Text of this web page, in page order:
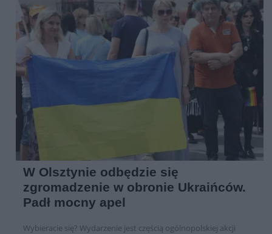
W Olsztynie odbędzie się
zgromadzenie w obronie Ukraińców.
Padł mocny apel
Wybieracie się? Wydarzenie jest częścią ogólnopolskiej akcji